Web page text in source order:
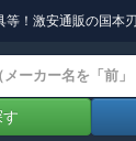
等！激安通販の国本